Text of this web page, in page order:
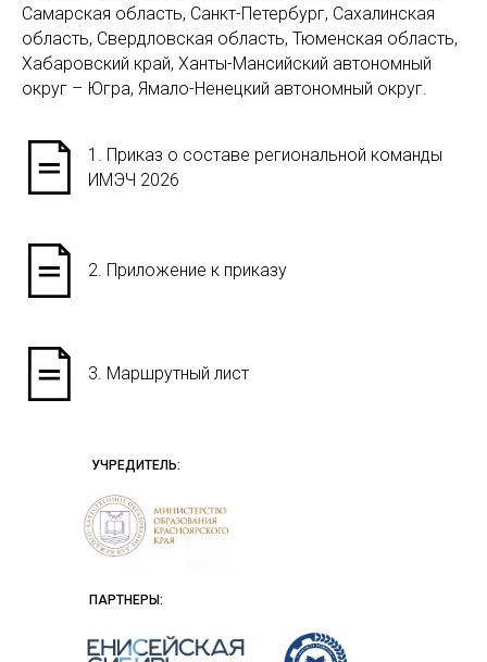
Самарская область, Санкт-Петербург, Сахалинская
область, Свердловская область, Тюменская область,
Хабаровский край, Ханты-Мансийский автономный
округ – Югра, Ямало-Ненецкий автономный округ.
1. Приказ о составе региональной команды
ИМЭЧ 2026
2. Приложение к приказу
3. Маршрутный лист
УЧРЕДИТЕЛЬ:
ПАРТНЕРЫ: